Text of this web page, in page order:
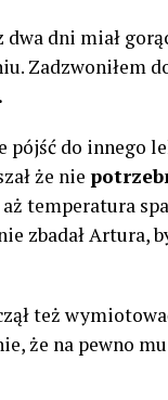
dni miał
Zadzwoniłem
pójść do innego
że nie
temperatura
zbadał Artura,
też
że na pewno